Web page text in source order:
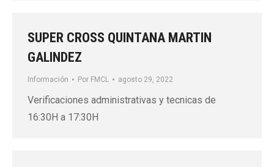
SUPER CROSS QUINTANA MARTIN
GALINDEZ
Información Por FMCL agosto 29, 2022
Verificaciones administrativas y tecnicas de
16:30H a 17:30H